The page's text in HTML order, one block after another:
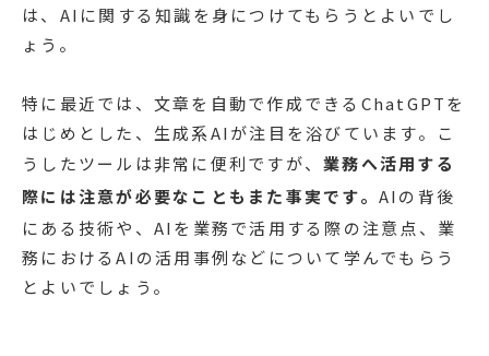
は、AIに関する知識を身につけてもらうとよいでし
ょう。
特に最近では、文章を自動で作成できるChatGPTを
はじめとした、生成系AIが注目を浴びています。こ
うしたツールは非常に便利ですが、 業務へ活用する
際には注意が必要なこともまた事実です。 AIの背後
にある技術や、AIを業務で活用する際の注意点、業
務におけるAIの活用事例などについて学んでもらう
とよいでしょう。